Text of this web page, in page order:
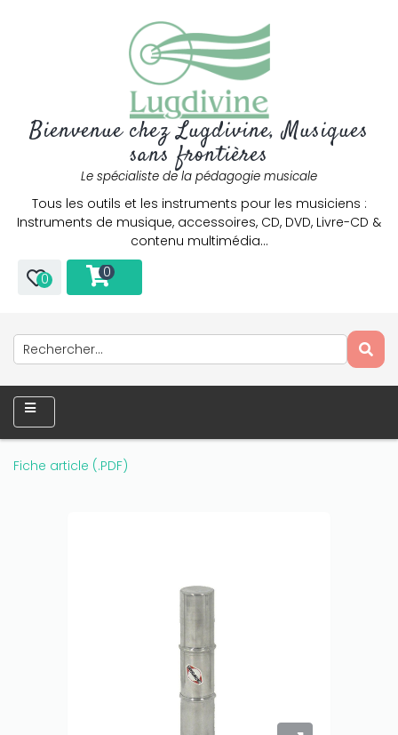
Bienvenue chez Lugdivine, Musiques
sans frontières
Le spécialiste de la pédagogie musicale
Tous les outils et les instruments pour les musiciens :
Instruments de musique, accessoires, CD, DVD, Livre-CD &
contenu multimédia…
0 0
Fiche article (.PDF)